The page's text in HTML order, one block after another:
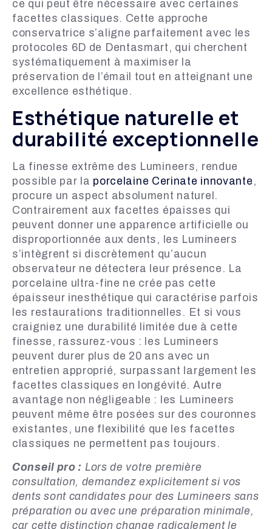
ce qui peut être nécessaire avec certaines
facettes classiques. Cette approche
conservatrice s’aligne parfaitement avec les
protocoles 6D de Dentasmart, qui cherchent
systématiquement à maximiser la
préservation de l’émail tout en atteignant une
excellence esthétique.
Esthétique naturelle et
durabilité exceptionnelle
La finesse extrême des Lumineers, rendue
possible par la porcelaine Cerinate innovante ,
procure un aspect absolument naturel.
Contrairement aux facettes épaisses qui
peuvent donner une apparence artificielle ou
disproportionnée aux dents, les Lumineers
s’intègrent si discrètement qu’aucun
observateur ne détectera leur présence. La
porcelaine ultra-fine ne crée pas cette
épaisseur inesthétique qui caractérise parfois
les restaurations traditionnelles. Et si vous
craigniez une durabilité limitée due à cette
finesse, rassurez-vous : les Lumineers
peuvent durer plus de 20 ans avec un
entretien approprié, surpassant largement les
facettes classiques en longévité. Autre
avantage non négligeable : les Lumineers
peuvent même être posées sur des couronnes
existantes, une flexibilité que les facettes
classiques ne permettent pas toujours.
Conseil pro : Lors de votre première
consultation, demandez explicitement si vos
dents sont candidates pour des Lumineers sans
préparation ou avec une préparation minimale,
car cette distinction change radicalement le